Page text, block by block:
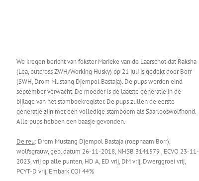
We kregen bericht van fokster Marieke van de Laarschot dat Raksha
(Lea, outcross ZWH/Working Husky) op 21 juli is gedekt door Borr
(SWH, Drom Mustang Djempol Bastaja). De pups worden eind
september verwacht. De moeder is de laatste generatie in de
bijlage van het stamboekregister. De pups zullen de eerste
generatie zijn met een volledige stamboom als Saarlooswolfhond.
Alle pups hebben een baasje gevonden.
De reu: Drom Mustang Djempol Bastaja (roepnaam Borr),
wolfsgrauw, geb. datum 26-11-2018, NHSB 3141579 , ECVO 23-11-
2023, vrij op alle punten, HD A, ED vrij, DM vrij, Dwerggroei vrij,
PCYT-D vrij, Embark COI 44%